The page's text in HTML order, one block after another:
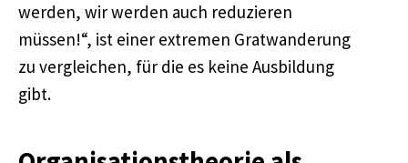
werden, wir werden auch reduzieren
müssen!“, ist einer extremen Gratwanderung
zu vergleichen, für die es keine Ausbildung
gibt.